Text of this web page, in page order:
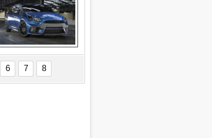
Ford Focus RS
(2015)
6 7 8